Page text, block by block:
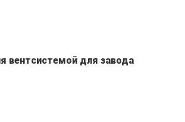
вентсистемой для завода